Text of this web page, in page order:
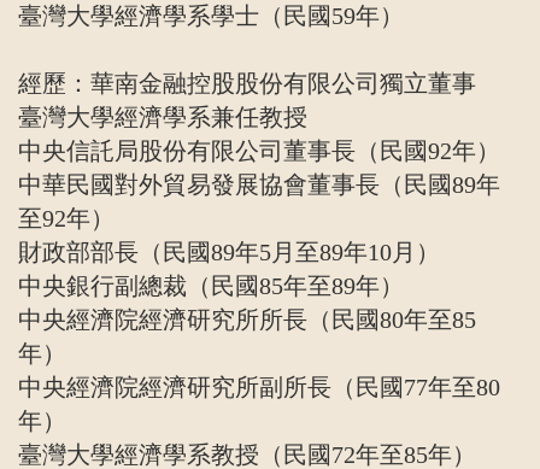
臺灣大學經濟學系學士（民國59年）
經歷：華南金融控股股份有限公司獨立董事
臺灣大學經濟學系兼任教授
中央信託局股份有限公司董事長（民國92年）
中華民國對外貿易發展協會董事長（民國89年
至92年）
財政部部長（民國89年5月至89年10月）
中央銀行副總裁（民國85年至89年）
中央經濟院經濟研究所所長（民國80年至85
年）
中央經濟院經濟研究所副所長（民國77年至80
年）
臺灣大學經濟學系教授（民國72年至85年）